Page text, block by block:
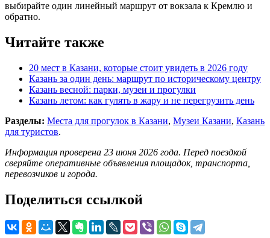
выбирайте один линейный маршрут от вокзала к Кремлю и
обратно.
Читайте также
20 мест в Казани, которые стоит увидеть в 2026 году
Казань за один день: маршрут по историческому центру
Казань весной: парки, музеи и прогулки
Казань летом: как гулять в жару и не перегрузить день
Разделы: Места для прогулок в Казани, Музеи Казани, Казань
для туристов.
Информация проверена 23 июня 2026 года. Перед поездкой
сверяйте оперативные объявления площадок, транспорта,
перевозчиков и города.
Поделиться ссылкой